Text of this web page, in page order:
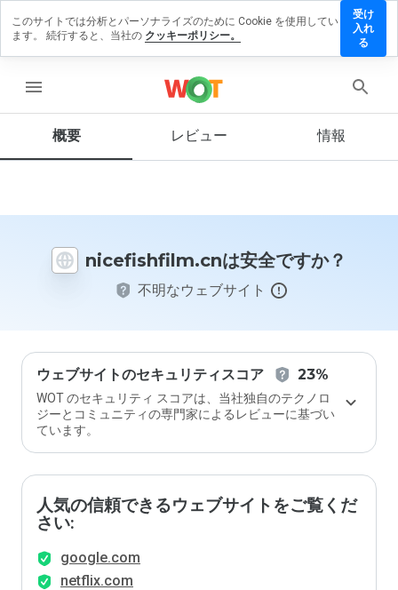
menu
概要 レビュー 情報
nicefishfilm.cnは安全ですか？
不明なウェブサイト
ウェブサイトのセキュリティスコア 23%
WOT のセキュリティ スコアは、当社独自のテクノロ
ジーとコミュニティの専門家によるレビューに基づい
ています。
人気の信頼できるウェブサイトをご覧くだ
さい:
google.com
netflix.com
ューを
この
イト
価し
ます
か？
このサイトでは分析とパーソナライズのために Cookie を使用してい
ます。 続行すると、当社の クッキーポリシー。
受け
入れ
る